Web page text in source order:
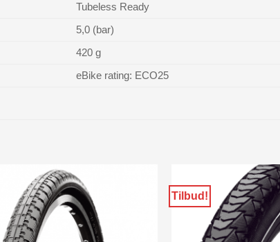
Tubeless Ready
5,0 (bar)
420 g
eBike rating: ECO25
Tilbud!